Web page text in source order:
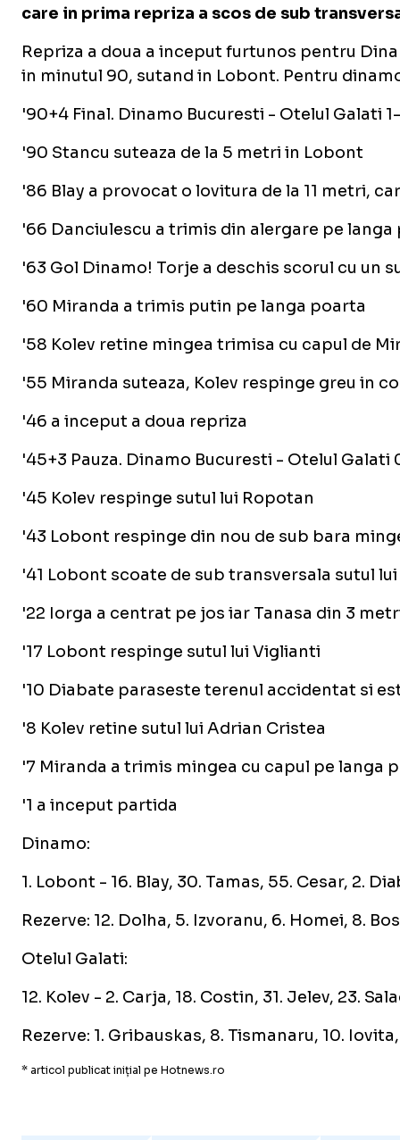
care in prima repriza a scos de sub
Repriza a doua a inceput furtunos pentru
in minutul 90, sutand in Lobont. Pentru
'90+4 Final. Dinamo Bucuresti - Otelul Galati
'90 Stancu suteaza de la 5 metri in Lobont
'86 Blay a provocat o lovitura de la 11 metri,
'66 Danciulescu a trimis din alergare pe langa
'63 Gol Dinamo! Torje a deschis scorul cu un
'60 Miranda a trimis putin pe langa poarta
'58 Kolev retine mingea trimisa cu capul de
'55 Miranda suteaza, Kolev respinge greu in
'46 a inceput a doua repriza
'45+3 Pauza. Dinamo Bucuresti - Otelul Galati
'45 Kolev respinge sutul lui Ropotan
'43 Lobont respinge din nou de sub bara
'41 Lobont scoate de sub transversala sutul
'22 Iorga a centrat pe jos iar Tanasa din 3
'17 Lobont respinge sutul lui Viglianti
'10 Diabate paraseste terenul accidentat si
'8 Kolev retine sutul lui Adrian Cristea
'7 Miranda a trimis mingea cu capul pe langa
'1 a inceput partida
Dinamo:
1. Lobont - 16. Blay, 30. Tamas, 55. Cesar, 2.
Rezerve: 12. Dolha, 5. Izvoranu, 6. Homei, 8.
Otelul Galati:
12. Kolev - 2. Carja, 18. Costin, 31. Jelev, 23.
Rezerve: 1. Gribauskas, 8. Tismanaru, 10.
* articol publicat inițial pe Hotnews.ro